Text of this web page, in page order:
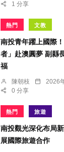
1 分享
熱門 文教
南投青年躍上國際
者」赴澳圓夢 副縣
福
陳朝枝 2026
0 分享
熱門 旅遊
南投觀光深化布局
展國際旅遊合作